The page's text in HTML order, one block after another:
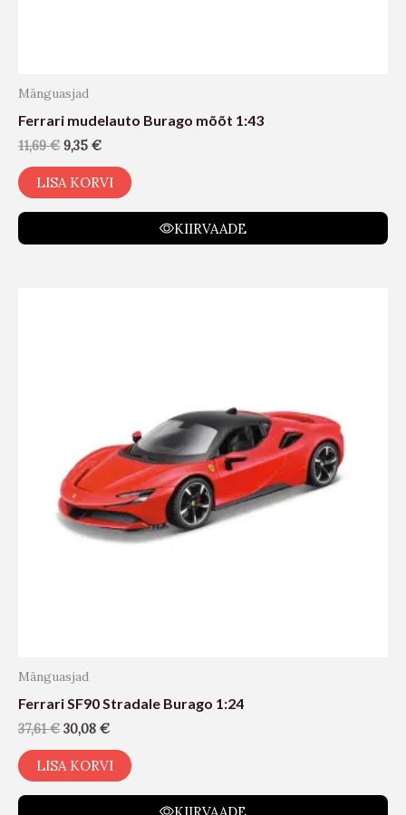
Mänguasjad
Ferrari mudelauto Burago mõõt 1:43
11,69€ 9,35 €
LISA KORVI
KIIRVAADE
Mänguasjad
Ferrari SF90 Stradale Burago 1:24
37,61€ 30,08 €
LISA KORVI
KIIRVAADE